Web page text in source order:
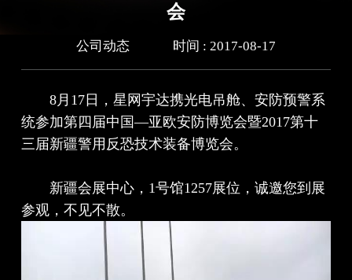
会
公司动态 时间 : 2017-08-17
8月17日，星网宇达携光电吊舱、安防预警系
统参加第四届中国—亚欧安防博览会暨2017第十
三届新疆警用反恐技术装备博览会。
新疆会展中心，1号馆1257展位，诚邀您到展
参观，不见不散。